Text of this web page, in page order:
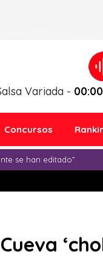
Variada -
Concursos
se han editado”